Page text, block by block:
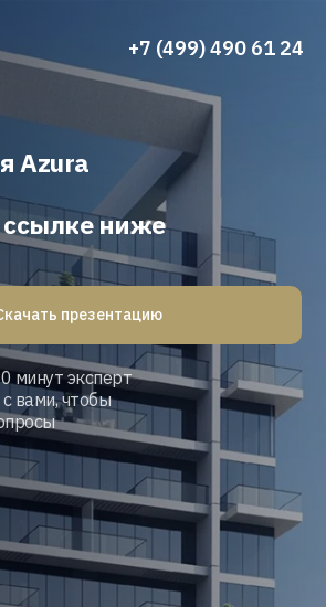
Azura
ссылке ниже
минут эксперт
вами, чтобы
+7 (499) 490 61 24
презентацию